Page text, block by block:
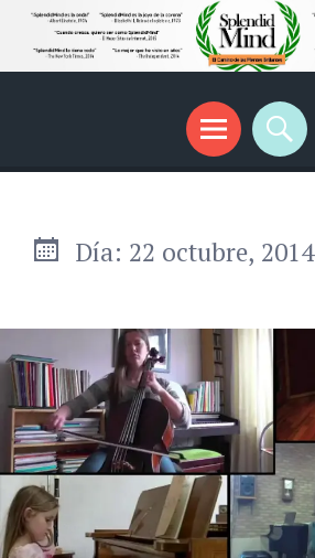
El Camino de las Mentes Brillantes
Menú
Buscar
Día: 22 octubre, 2014